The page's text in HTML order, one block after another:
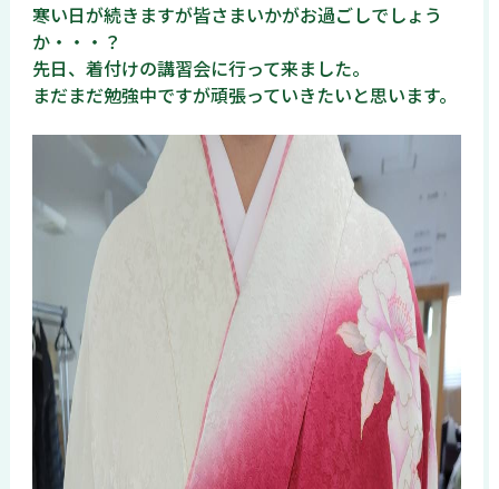
寒い日が続きますが皆さまいかがお過ごしでしょう
か・・・？
先日、着付けの講習会に行って来ました。
まだまだ勉強中ですが頑張っていきたいと思います。